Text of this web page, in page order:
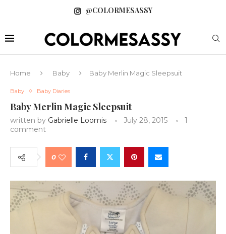
@COLORMESASSY
Home Baby Baby Merlin Magic Sleepsuit
Baby Baby Diaries
Baby Merlin Magic Sleepsuit
written by Gabrielle Loomis July 28, 2015
1
comment
0